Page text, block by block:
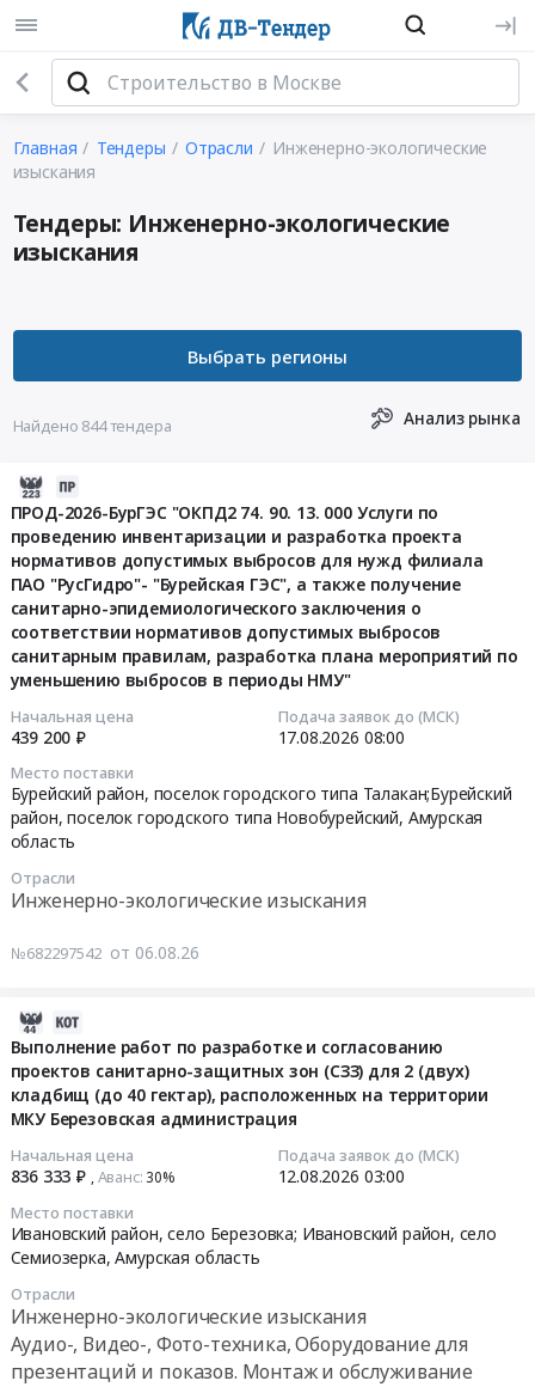
Главная Тендеры Отрасли
Инженерно-экологические
изыскания
Тендеры: Инженерно-экологические
изыскания
Найдено 844 тендера Анализ рынка
ПРОД-2026-БурГЭС "ОКПД2 74. 90. 13. 000 Услуги по
проведению инвентаризации и разработка проекта
нормативов допустимых выбросов для нужд филиала
ПАО "РусГидро"- "Бурейская ГЭС", а также получение
санитарно-эпидемиологического заключения о
соответствии нормативов допустимых выбросов
санитарным правилам, разработка плана мероприятий по
уменьшению выбросов в периоды НМУ"
Начальная цена
439 200 ₽
Подача заявок до (МСК)
17.08.2026 08:00
Место поставки
Бурейский район, поселок городского типа Талакан;Бурейский
район, поселок городского типа Новобурейский, Амурская
область
Отрасли
Инженерно-экологические изыскания
№682297542 от 06.08.26
2026-
Выполнение работ по разработке и согласованию
проектов санитарно-защитных зон (СЗЗ) для 2 (двух)
кладбищ (до 40 гектар), расположенных на территории
МКУ Березовская администрация
Начальная цена
836 333 ₽ Аванс: 30%‍
Подача заявок до (МСК)
12.08.2026 03:00
Место поставки
Ивановский район, село Березовка; Ивановский район, село
Семиозерка,Амурская область
Отрасли
Инженерно-экологические изыскания
Аудио-, Видео-, Фото-техника, Оборудование для
презентаций и показов. Монтаж и обслуживание